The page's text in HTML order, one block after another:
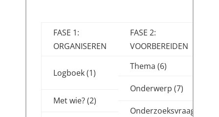
FASE 1:
ORGANISEREN
FASE 2:
VOORBEREIDEN
Logboek (1)
Thema (6)
Onderwerp (7)
Met wie? (2)
Onderzoeksvraag